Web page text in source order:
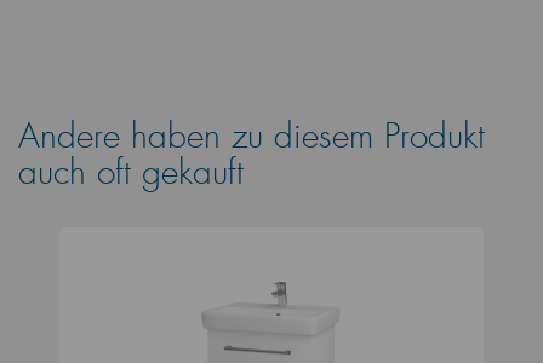
Andere haben zu diesem Produkt
auch oft gekauft